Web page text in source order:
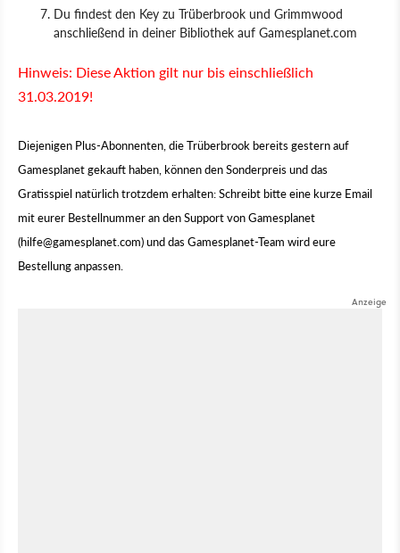
Du findest den Key zu Trüberbrook und Grimmwood
anschließend in deiner Bibliothek auf Gamesplanet.com
Hinweis: Diese Aktion gilt nur bis einschließlich
31.03.2019!
Diejenigen Plus-Abonnenten, die Trüberbrook bereits gestern auf
Gamesplanet gekauft haben, können den Sonderpreis und das
Gratisspiel natürlich trotzdem erhalten: Schreibt bitte eine kurze Email
mit eurer Bestellnummer an den Support von Gamesplanet
(hilfe@gamesplanet.com) und das Gamesplanet-Team wird eure
Bestellung anpassen.